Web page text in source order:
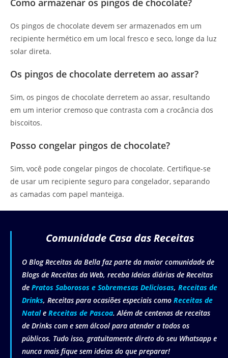
Como armazenar os pingos de chocolate?
Os pingos de chocolate devem ser armazenados em um
recipiente hermético em um local fresco e seco, longe da luz
solar direta.
Os pingos de chocolate derretem ao assar?
Sim, os pingos de chocolate derretem ao assar, resultando
em um interior cremoso que contrasta com a crocância dos
biscoitos.
Posso congelar pingos de chocolate?
Sim, você pode congelar pingos de chocolate. Certifique-se
de usar um recipiente seguro para congelador, separando
as camadas com papel manteiga.
Comunidade Casa das Receitas
O Blog Receitas da Bella faz parte da maior comunidade de
Blogs de Receitas da Web, receba Ideias diárias de Receitas
de Pratos Saborosos e Sobremesas Deliciosas, Receitas de
Drinks, Receitas para ocasiões especiais como Receitas de
Natale Receitas de Pascoa. Além de centenas de receitas
de Drinks com e sem álcool para atender a todos os
públicos. Tudo isso, gratuitamente direto do seu Whatsapp e
nunca mais fique sem ideias do que preparar!